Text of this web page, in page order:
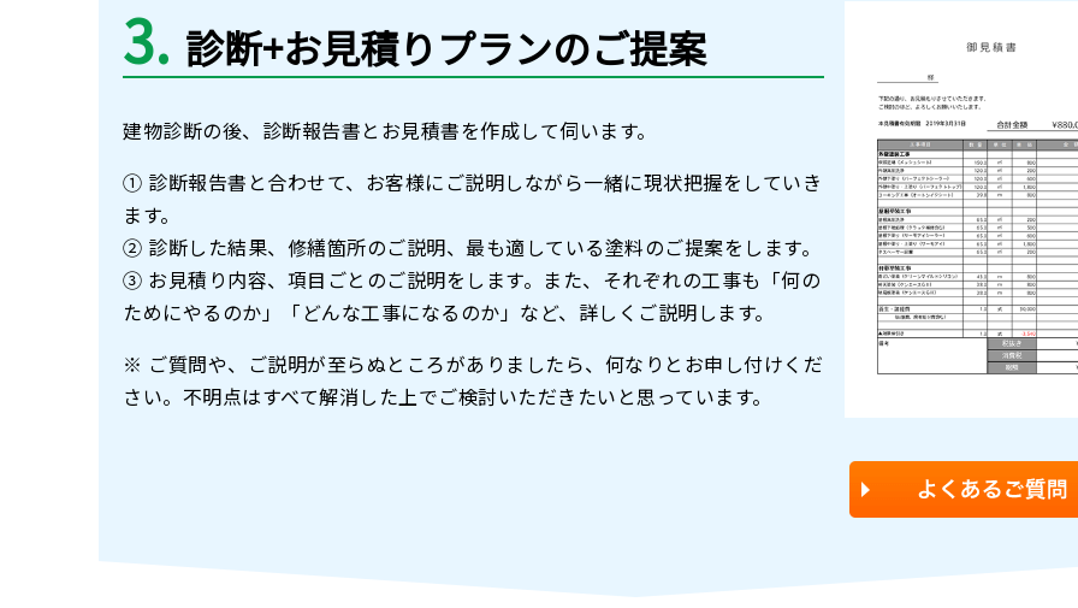
3 診断+お見積りプランのご提案
建物診断の後、診断報告書とお見積書を作成して伺います。
① 診断報告書と合わせて、お客様にご説明しながら⼀緒に現状把握をしていき
ます。
② 診断した結果、修繕箇所のご説明、最も適している塗料のご提案をします。
③ お見積り内容、項目ごとのご説明をします。また、それぞれの工事も「何の
ためにやるのか」「どんな工事になるのか」など、詳しくご説明します。
※ ご質問や、ご説明が至らぬところがありましたら、何なりとお申し付けくだ
さい。不明点はすべて解消した上でご検討いただきたいと思っています。